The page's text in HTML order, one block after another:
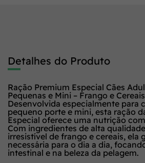
Detalhes do Produto
Ração Premium Especial Cães
Pequenas e Mini – Frango e Cereais
Desenvolvida especialmente para
pequeno porte e mini, esta ração
Especial oferece uma nutrição
Com ingredientes de alta
irresistível de frango e cereais, ela
necessária para o dia a dia,
intestinal e na beleza da pelagem.